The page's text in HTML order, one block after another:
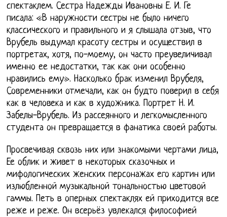
спектаклем. Сестра Надежды Ивановны Е. И. Ге
писала: «В наружности сестры не было ничего
классического и правильного и я слышала отзыв, что
Врубель выдумал красоту сестры и осуществил в
портретах, хотя, по-моему, он часто преувеличивал
именно ее недостатки, так как они особенно
нравились ему». Насколько брак изменил Врубеля,
Современники отмечали, как он будто поверил в себя
как в человека и как в художника. Портрет Н. И.
Забелы-Врубель. Из рассеянного и легкомысленного
студента он превращается в фанатика своей работы.
Просвечивая сквозь них или знакомыми чертами лица,
Ее облик и живет в некоторых сказочных и
мифологических женских персонажах его картин или
излюбленной музыкальной тональностью цветовой
гаммы. Петь в оперных спектаклях ей приходится все
реже и реже. Он всерьёз увлекался философией